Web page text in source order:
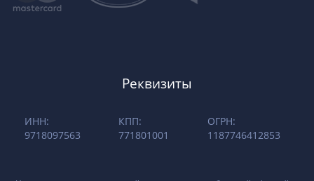
Реквизиты
ИНН:
9718097563
КПП:
771801001
ОГРН:
1187746412853